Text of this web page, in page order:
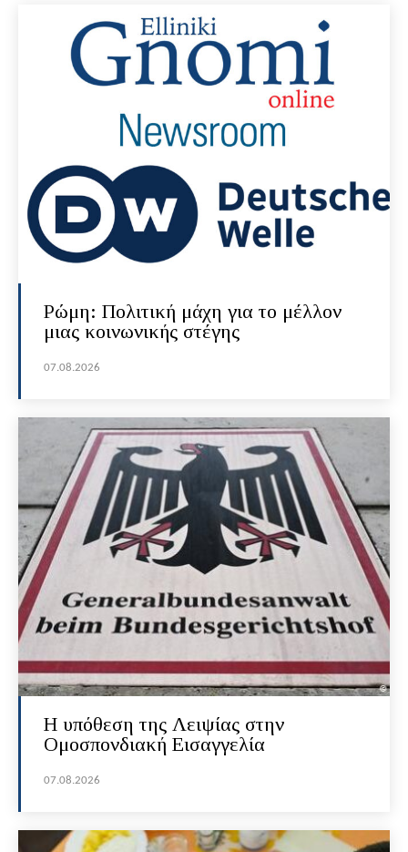
Ρώμη: Πολιτική μάχη για το μέλλον
μιας κοινωνικής στέγης
07.08.2026
Η υπόθεση της Λειψίας στην
Ομοσπονδιακή Εισαγγελία
07.08.2026